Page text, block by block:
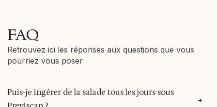
FAQ
Retrouvez ici les réponses aux questions que vous
pourriez vous poser
Puis-je ingérer de la salade tous les jours sous
+